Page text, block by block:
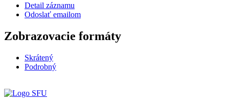
Detail záznamu
Odoslať emailom
Zobrazovacie formáty
Skrátený
Podrobný